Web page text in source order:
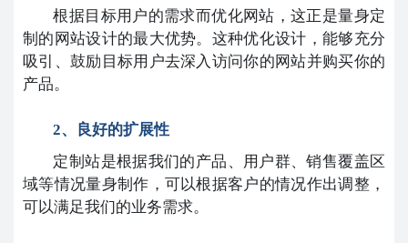
根据目标用户的需求而优化网站，这正是量身定
制的网站设计的最大优势。这种优化设计，能够充分
吸引、鼓励目标用户去深入访问你的网站并购买你的
产品。
2、良好的扩展性
定制站是根据我们的产品、用户群、销售覆盖区
域等情况量身制作，可以根据客户的情况作出调整，
可以满足我们的业务需求。